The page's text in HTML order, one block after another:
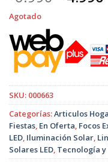
era:
Agotado
SKU: 000663
Categorías:Articulos
Fiestas, En Oferta, Focos
LED, Iluminación Solar,
Solares LED, Tecnología